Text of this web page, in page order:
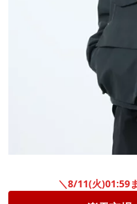
＼8/11(火)01:59